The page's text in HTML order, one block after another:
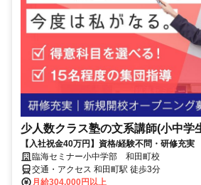
少人数クラス塾の文系講師(小中学
【入社祝金40万円】資格/経験不問・研修充実
臨海セミナー小中学部 和田町校
交通・アクセス 和田町駅 徒歩3分
月給304,000円以上